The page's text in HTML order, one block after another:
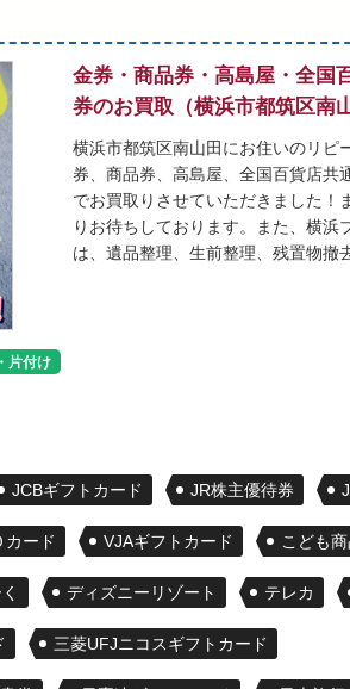
片付け
金券・商品券・高島屋・全国
券のお買取（横浜市都筑区南
横浜市都筑区南山田にお住いのリピ
券、商品券、高島屋、全国百貨店共
でお買取りさせていただきました！
りお待ちしております。また、横浜
は、遺品整理、生前整理、残置物撤
JCBギフトカード JR株主優待券
カード VJAギフトカード こども
ディズニーリゾート テレカ
三菱UFJニコスギフトカード